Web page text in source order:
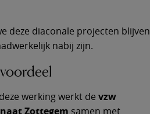
deze diaconale projecten blijven
nabij zijn.
werking werkt de vzw
Zottegem samen met